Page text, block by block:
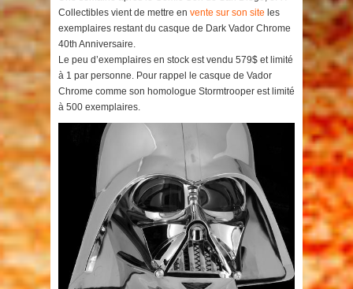
Collectibles vient de mettre en vente sur son site les
exemplaires restant du casque de Dark Vador Chrome
40th Anniversaire.
Le peu d’exemplaires en stock est vendu 579$ et limité
à 1 par personne. Pour rappel le casque de Vador
Chrome comme son homologue Stormtrooper est limité
à 500 exemplaires.